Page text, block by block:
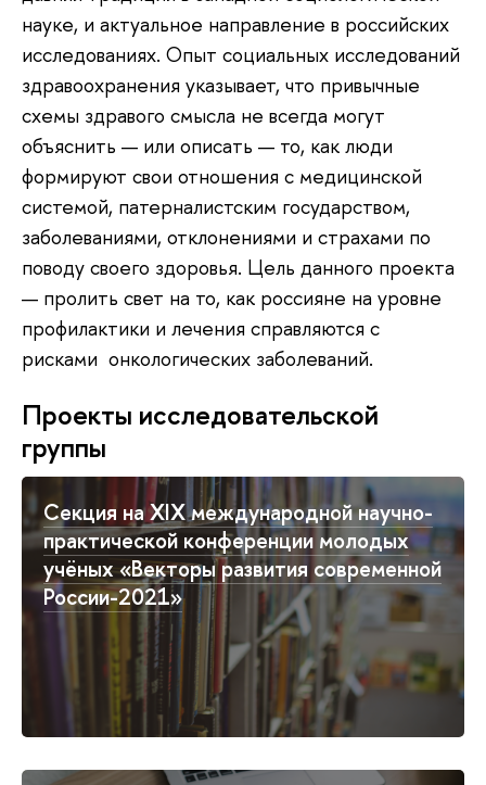
науке, и актуальное направление в российских
исследованиях. Опыт социальных исследований
здравоохранения указывает, что привычные
схемы здравого смысла не всегда могут
объяснить — или описать — то, как люди
формируют свои отношения с медицинской
системой, патерналистским государством,
заболеваниями, отклонениями и страхами по
поводу своего здоровья. Цель данного проекта
— пролить свет на то, как россияне на уровне
профилактики и лечения справляются с
рисками онкологических заболеваний.
Проекты исследовательской
группы
Секция на XIX международной научно-
практической конференции молодых
учёных «Векторы развития современной
России-2021»